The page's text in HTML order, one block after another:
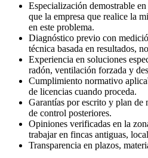
Especialización demostrable
que la empresa que realice la
en este problema.
Diagnóstico previo con
técnica basada en resultados,
Experiencia en soluciones
radón, ventilación forzada y
Cumplimiento normativo
de licencias cuando proceda.
Garantías por escrito y plan de
de control posteriores.
Opiniones verificadas en la
trabajar en fincas antiguas,
Transparencia en plazos,